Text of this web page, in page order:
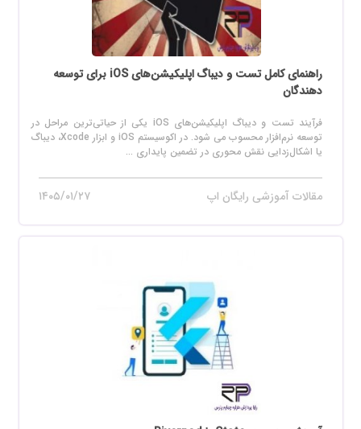
راهنمای کامل تست و دیباگ اپلیکیشن‌های iOS برای توسعه
دهندگان
فرآیند تست و دیباگ اپلیکیشن‌های iOS یکی از حیاتی‌ترین مراحل در
توسعه نرم‌افزار محسوب می‌ شود. در اکوسیستم iOS و ابزار Xcode، دیباگ
یا اشکال‌زدایی نقش محوری در تضمین پایداری ...
مقالات آموزشی رایگان اپ ۱۴۰۵/۰۱/۲۷